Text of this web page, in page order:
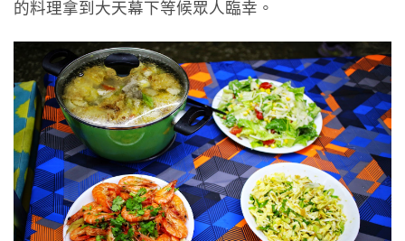
的料理拿到大天幕下等候眾人臨幸。